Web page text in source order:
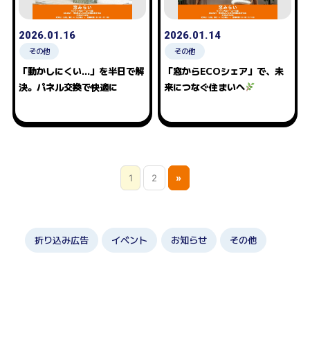
2026.01.16
その他
「動かしにくい…」を半日で解
決。パネル交換で快適に
2026.01.14
その他
「窓からECOシェア」で、未
来につなぐ住まいへ
1 2 »
折り込み広告 イベント お知らせ その他